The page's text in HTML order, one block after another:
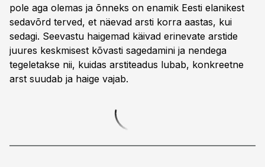
pole aga olemas ja õnneks on enamik Eesti elanikest
sedavõrd terved, et näevad arsti korra aastas, kui
sedagi. Seevastu haigemad käivad erinevate arstide
juures keskmisest kõvasti sagedamini ja nendega
tegeletakse nii, kuidas arstiteadus lubab, konkreetne
arst suudab ja haige vajab.